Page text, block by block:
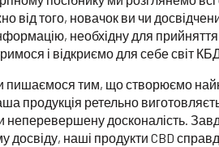
від того, новачок ви чи
необхідну для
і відкриємо для себе світ
пишаємося тим, що створюємо
продукція ретельно
неперевершену досконалість.
досвіду, наші продукти CBD